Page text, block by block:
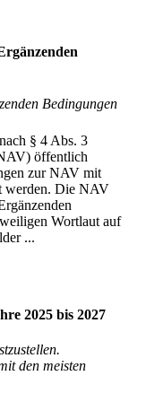
Bedingungen
§ 4 Abs. 3
öffentlich
zur NAV mit
werden. Die NAV
Wortlaut auf
...
2025 bis 2027
den meisten